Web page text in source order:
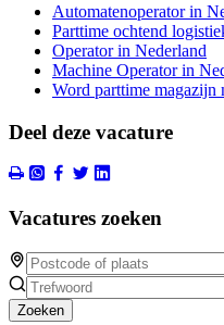
Automatenoperator in
Parttime ochtend
Operator in Nederland
Machine Operator in
Word parttime
Deel deze vacature
Vacatures zoeken
Zoeken